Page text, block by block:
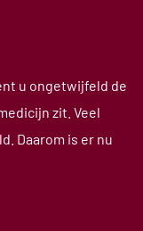
u ongetwijfeld de
zit. Veel
Daarom is er nu